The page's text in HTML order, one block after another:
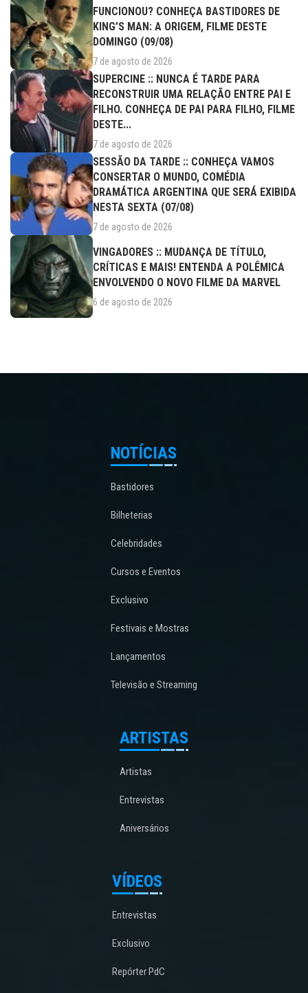
FUNCIONOU? CONHEÇA BASTIDORES DE
KING’S MAN: A ORIGEM, FILME DESTE
DOMINGO (09/08)
7 de agosto de 2026
SUPERCINE :: NUNCA É TARDE PARA
RECONSTRUIR UMA RELAÇÃO ENTRE PAI E
FILHO. CONHEÇA DE PAI PARA FILHO, FILME
DESTE...
7 de agosto de 2026
SESSÃO DA TARDE :: CONHEÇA VAMOS
CONSERTAR O MUNDO, COMÉDIA
DRAMÁTICA ARGENTINA QUE SERÁ EXIBIDA
NESTA SEXTA (07/08)
7 de agosto de 2026
VINGADORES :: MUDANÇA DE TÍTULO,
CRÍTICAS E MAIS! ENTENDA A POLÊMICA
ENVOLVENDO O NOVO FILME DA MARVEL
6 de agosto de 2026
NOTÍCIAS
Bastidores
Bilheterias
Celebridades
Cursos e Eventos
Exclusivo
Festivais e Mostras
Lançamentos
Televisão e Streaming
ARTISTAS
Artistas
Entrevistas
Aniversários
VÍDEOS
Entrevistas
Exclusivo
Repórter PdC